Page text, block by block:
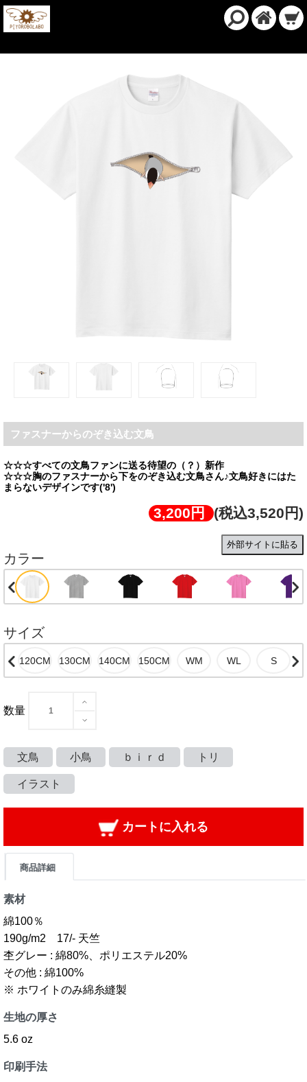
ファスナーからのぞき込む文鳥
☆☆☆すべての文鳥ファンに送る待望の（？）新作
☆☆☆胸のファスナーから下をのぞき込む文鳥さん♪文鳥好きにはた
まらないデザインです('8')
3,200円 (税込3,520円)
外部サイトに貼る
カラー
サイズ
数量
文鳥 小鳥 ｂｉｒｄ トリ
イラスト
カートに入れる
商品詳細
素材
綿100％
190g/m2 17/- 天竺
杢グレー : 綿80%、ポリエステル20%
その他 : 綿100%
※ ホワイトのみ綿糸縫製
生地の厚さ
5.6 oz
印刷手法